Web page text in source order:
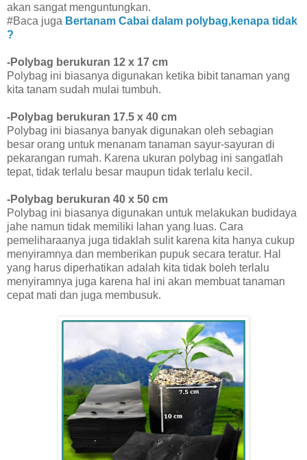
akan sangat menguntungkan.
#Baca juga Bertanam Cabai dalam polybag,kenapa tidak
?
-Polybag berukuran 12 x 17 cm
Polybag ini biasanya digunakan ketika bibit tanaman yang
kita tanam sudah mulai tumbuh.
-Polybag berukuran 17.5 x 40 cm
Polybag ini biasanya banyak digunakan oleh sebagian
besar orang untuk menanam tanaman sayur-sayuran di
pekarangan rumah. Karena ukuran polybag ini sangatlah
tepat, tidak terlalu besar maupun tidak terlalu kecil.
-Polybag berukuran 40 x 50 cm
Polybag ini biasanya digunakan untuk melakukan budidaya
jahe namun tidak memiliki lahan yang luas. Cara
pemeliharaanya juga tidaklah sulit karena kita hanya cukup
menyiramnya dan memberikan pupuk secara teratur. Hal
yang harus diperhatikan adalah kita tidak boleh terlalu
menyiramnya juga karena hal ini akan membuat tanaman
cepat mati dan juga membusuk.